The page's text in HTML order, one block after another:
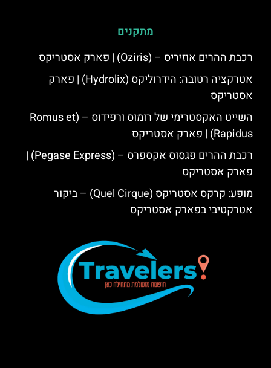
מתקנים
רכבת ההרים אוזיריס – (Oziris) | פארק אסטריקס
אטרקציה רטובה: הידרוליקס (Hydrolix) | פארק
אסטריקס
השייט האקסטרימי של רומוס ורפידוס – (Romus et
Rapidus) | פארק אסטריקס
רכבת ההרים פגסוס אקספרס – (Pegase Express) |
פארק אסטריקס
מופע: קרקס אסטריקס (Quel Cirque) – ביקור
אטרקטיבי בפארק אסטריקס